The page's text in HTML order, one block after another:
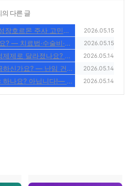
의 다른 글
장호르몬 주사 고민이
준 2026
(0)
2026.05.15
? — 치료법·수술비·건
2026.05.15
제제로 달라졌나요? —
·급여 조건 2026
(0)
2026.05.14
하신가요? — 난임 건보
2026.05.14
하나요? 아닙니다!— 치
2026.05.14